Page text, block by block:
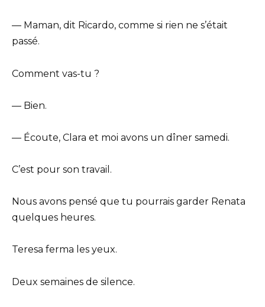
— Maman, dit Ricardo, comme si rien ne s’était
passé.
Comment vas-tu ?
— Bien.
— Écoute, Clara et moi avons un dîner samedi.
C’est pour son travail.
Nous avons pensé que tu pourrais garder Renata
quelques heures.
Teresa ferma les yeux.
Deux semaines de silence.